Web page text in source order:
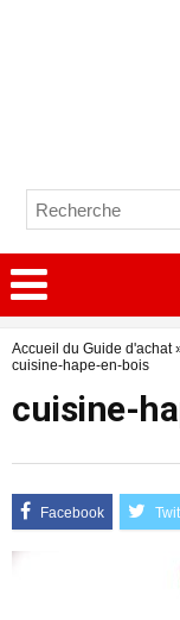
Accueil du Guide d'achat
cuisine-hape-en-bois
cuisine-